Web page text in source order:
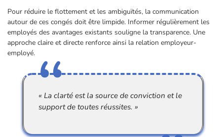
Pour réduire le flottement et les ambiguïtés, la communication
autour de ces congés doit être limpide. Informer régulièrement les
employés des avantages existants souligne la transparence. Une
approche claire et directe renforce ainsi la relation employeur-
employé.
« La clarté est la source de conviction et le
support de toutes réussites. »